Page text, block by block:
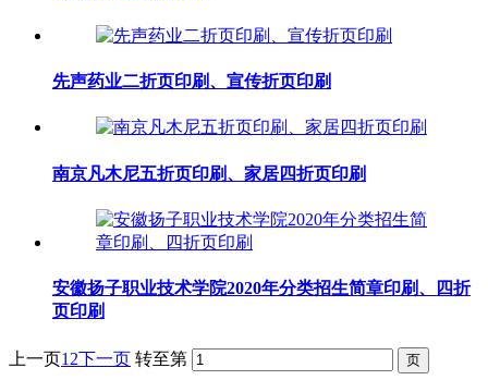
先声药业二折页印刷、宣传折页印刷
南京凡木尼五折页印刷、家居四折页印刷
安徽扬子职业技术学院2020年分类招生简章印刷、四折
页印刷
上一页1 2下一页 转至第